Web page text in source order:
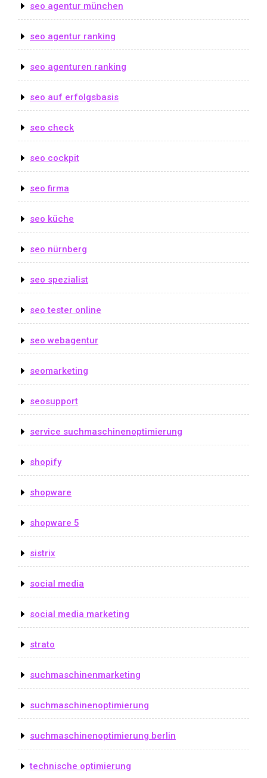
seo agentur münchen
seo agentur ranking
seo agenturen ranking
seo auf erfolgsbasis
seo check
seo cockpit
seo firma
seo küche
seo nürnberg
seo spezialist
seo tester online
seo webagentur
seomarketing
seosupport
service suchmaschinenoptimierung
shopify
shopware
shopware 5
sistrix
social media
social media marketing
strato
suchmaschinenmarketing
suchmaschinenoptimierung
suchmaschinenoptimierung berlin
technische optimierung